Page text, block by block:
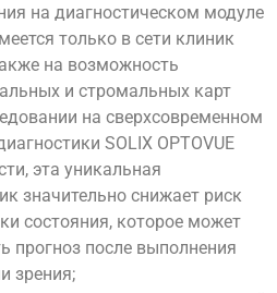
на диагностическом модуле
только в сети клиник
на возможность
и стромальных карт
на сверхсовременном
SOLIX OPTOVUE
эта уникальная
значительно снижает риск
состояния, которое может
прогноз после выполнения
зрения;